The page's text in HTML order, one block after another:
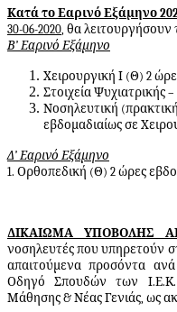
Κατά το Εαρινό Εξάμηνο
30-06-2020, θα λειτουργήσουν
Β’ Εαρινό Εξάμηνο
Χειρουργική Ι (Θ) 2
Στοιχεία Ψυχιατρικής
Νοσηλευτική
εβδομαδιαίως σε
Δ’ Εαρινό Εξάμηνο
1. Ορθοπεδική (Θ) 2 ώρες
ΔΙΚΑΊΩΜΑ ΥΠΟΒΟΛΉΣ
νοσηλευτές που υπηρετούν
απαιτούμενα προσόντα
Οδηγό Σπουδών των Ι.Ε.Κ.
Μάθησης & Νέας Γενιάς, ως